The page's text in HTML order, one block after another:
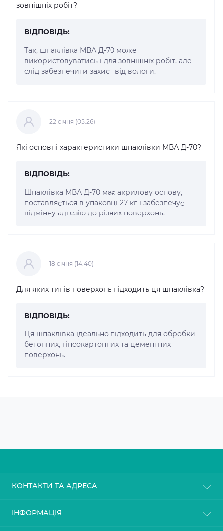
зовнішніх робіт?
ВІДПОВІДЬ:
Так, шпаклівка МВА Д-70 може
використовуватись і для зовнішніх робіт, але
слід забезпечити захист від вологи.
22 cічня (05:26)
Які основні характеристики шпаклівки МВА Д-70?
ВІДПОВІДЬ:
Шпаклівка МВА Д-70 має акрилову основу,
поставляється в упаковці 27 кг і забезпечує
відмінну адгезію до різних поверхонь.
18 cічня (14:40)
Для яких типів поверхонь підходить ця шпаклівка?
ВІДПОВІДЬ:
Ця шпаклівка ідеально підходить для обробки
бетонних, гіпсокартонних та цементних
поверхонь.
КОНТАКТИ ТА АДРЕСА
ІНФОРМАЦІЯ